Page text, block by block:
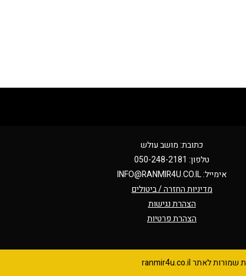
כתובת: מושב עולש
טלפון: 050-248-2181
אימייל:INFO@RANMIR4U.CO.IL
מדיניות החזרה / ביטולים
הצהרת נגישות
הצהרת פרטיות